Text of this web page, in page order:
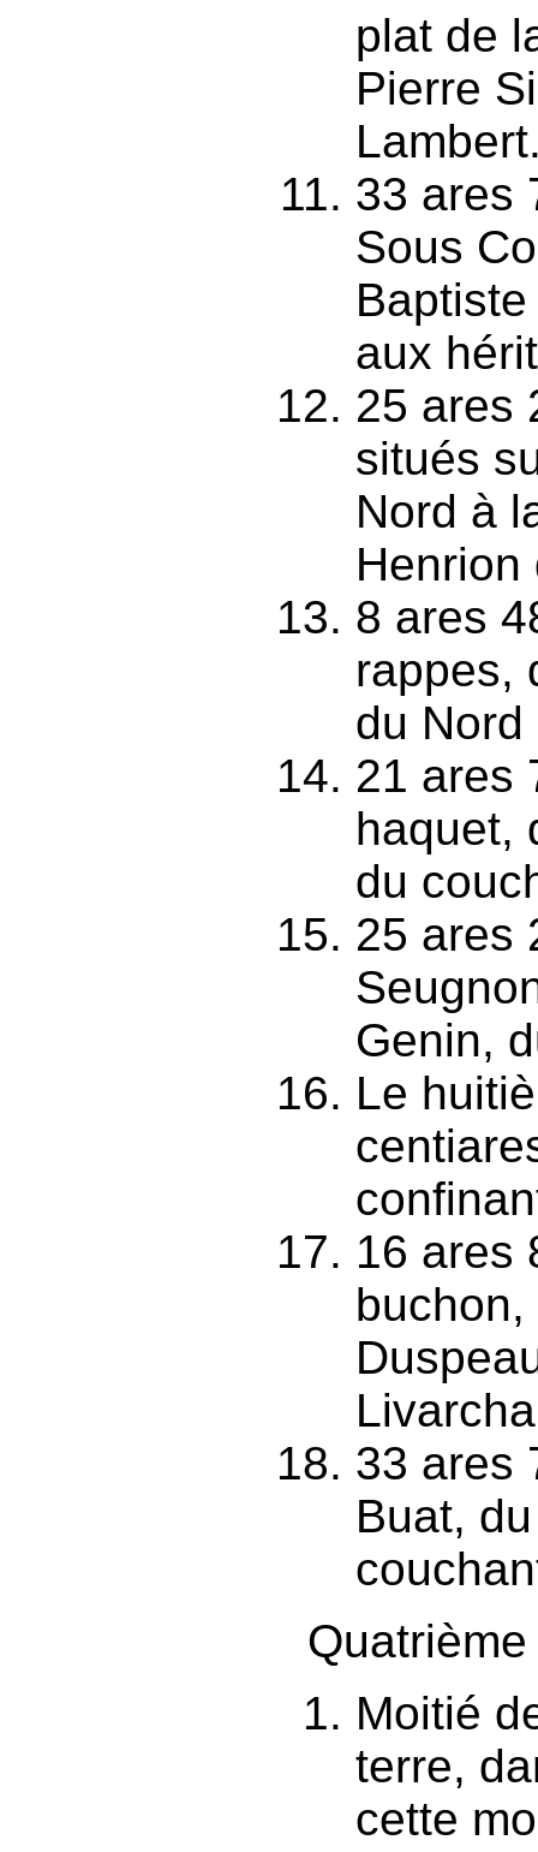
plat de
Pierre
33 ares
Sous
aux
25 ares
situés
Nord à
8 ares
rappes,
du
21 ares
haquet,
du
25 ares
Genin,
Le
16 ares
33 ares
Buat,
Moitié
terre,
cette